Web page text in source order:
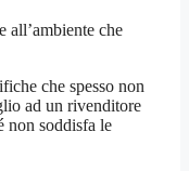
all’ambiente che
che spesso non
ad un rivenditore
non soddisfa le